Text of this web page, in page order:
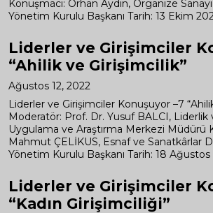
Konuşmacı: Orhan Aydın, Organize
Yönetim Kurulu Başkanı Tarih: 13 Ekim
Liderler ve Girişimciler
“Ahilik ve Girişimcilik”
Ağustos 12, 2022
Liderler ve Girişimciler Konuşuyor –7
Moderatör: Prof. Dr. Yusuf BALCI, Liderlik
Uygulama ve Araştırma Merkezi Müdürü
Mahmut ÇELİKUS, Esnaf ve Sanatkârlar
Yönetim Kurulu Başkanı Tarih: 18 Ağustos
Liderler ve Girişimciler
“Kadın Girişimciliği”